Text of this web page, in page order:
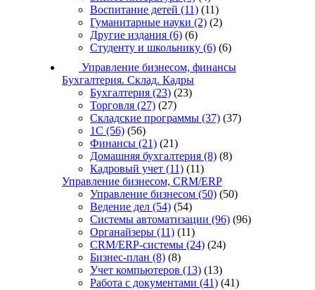
Воспитание детей (11) (11)
Гуманитарные науки (2) (2)
Другие издания (6) (6)
Студенту и школьнику (6) (6)
Управление бизнесом, финансы
Бухгалтерия. Склад. Кадры
Бухгалтерия (23) (23)
Торговля (27) (27)
Складские программы (37) (37)
1С (56) (56)
Финансы (21) (21)
Домашняя бухгалтерия (8) (8)
Кадровый учет (11) (11)
Управление бизнесом, CRM/ERP
Управление бизнесом (50) (50)
Ведение дел (54) (54)
Системы автоматизации (96) (96)
Органайзеры (11) (11)
CRM/ERP-системы (24) (24)
Бизнес-план (8) (8)
Учет компьютеров (13) (13)
Работа с документами (41) (41)